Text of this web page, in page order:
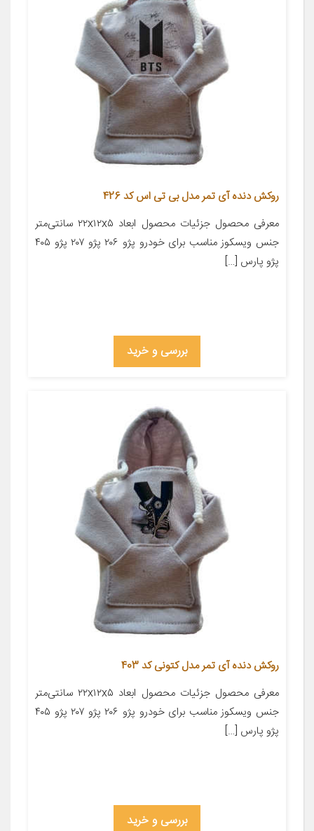
روکش دنده آی تمر مدل بی تی اس کد 426
معرفی محصول جزئیات محصول ابعاد ۲۲x۱۲x۵ سانتی‌متر
جنس ویسکوز مناسب برای خودرو پژو ۲۰۶ پژو ۲۰۷ پژو ۴۰۵
پژو پارس […]
بررسی و خرید
روکش دنده آی تمر مدل کتونی کد 403
معرفی محصول جزئیات محصول ابعاد ۲۲x۱۲x۵ سانتی‌متر
جنس ویسکوز مناسب برای خودرو پژو ۲۰۶ پژو ۲۰۷ پژو ۴۰۵
پژو پارس […]
بررسی و خرید